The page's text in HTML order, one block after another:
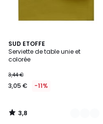
SUD ETOFFE
Serviette de table unie et
colorée
3,44 €
3,05 € -11%
3,8
/ 5
18
Couleurs
3,8
/